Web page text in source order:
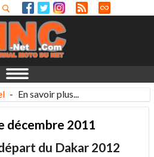
- En savoir plus...
décembre 2011
du Dakar 2012